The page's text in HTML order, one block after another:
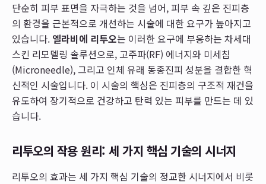
단순히 피부 표면을 자극하는 것을 넘어, 피부 속 깊은 진피층
의 환경을 근본적으로 개선하는 시술에 대한 요구가 높아지고
있습니다. 엘라비에 리투오는 이러한 요구에 부응하는 차세대
스킨 리모델링 솔루션으로, 고주파(RF) 에너지와 미세침
(Microneedle), 그리고 인체 유래 동종진피 성분을 결합한 혁
신적인 시술입니다. 이 시술의 핵심은 진피층의 구조적 재건을
유도하여 장기적으로 건강하고 탄력 있는 피부를 만드는 데 있
습니다.
리투오의 작용 원리: 세 가지 핵심 기술의 시너지
리투오의 효과는 세 가지 핵심 기술의 정교한 시너지에서 비롯